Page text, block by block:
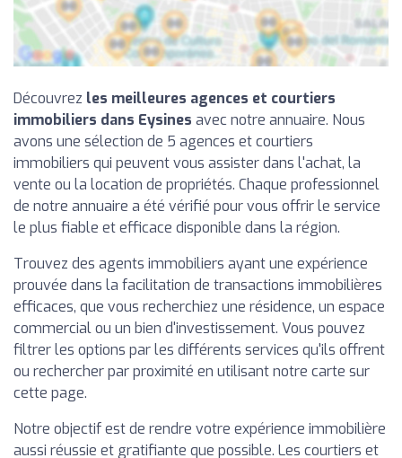
Découvrez les meilleures agences et courtiers
immobiliers dans Eysines avec notre annuaire. Nous
avons une sélection de 5 agences et courtiers
immobiliers qui peuvent vous assister dans l'achat, la
vente ou la location de propriétés. Chaque professionnel
de notre annuaire a été vérifié pour vous offrir le service
le plus fiable et efficace disponible dans la région.
Trouvez des agents immobiliers ayant une expérience
prouvée dans la facilitation de transactions immobilières
efficaces, que vous recherchiez une résidence, un espace
commercial ou un bien d'investissement. Vous pouvez
filtrer les options par les différents services qu'ils offrent
ou rechercher par proximité en utilisant notre carte sur
cette page.
Notre objectif est de rendre votre expérience immobilière
aussi réussie et gratifiante que possible. Les courtiers et